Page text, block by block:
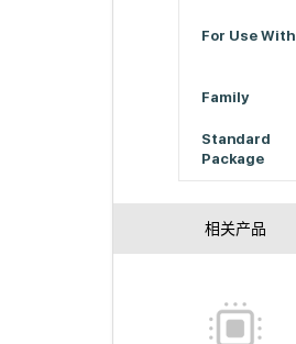
For Use With
Family
Standard
Package
相关产品